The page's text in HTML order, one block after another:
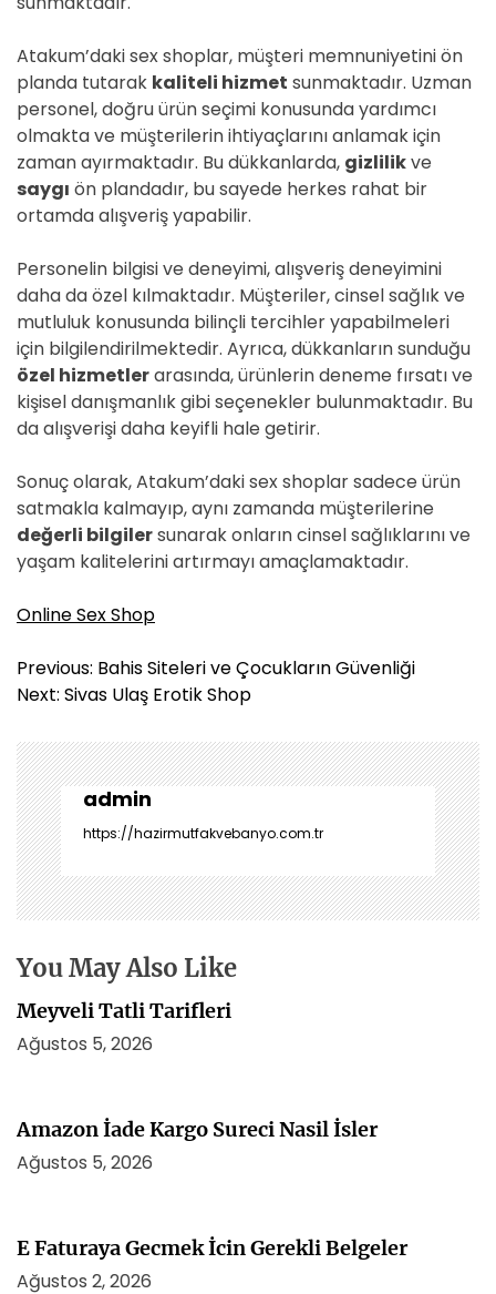
Atakum’daki sex shoplar, müşteri memnuniyetini ön
planda tutarak kaliteli hizmet sunmaktadır. Uzman
personel, doğru ürün seçimi konusunda yardımcı
olmakta ve müşterilerin ihtiyaçlarını anlamak için
zaman ayırmaktadır. Bu dükkanlarda, gizlilikve
saygı ön plandadır, bu sayede herkes rahat bir
ortamda alışveriş yapabilir.
Personelin bilgisi ve deneyimi, alışveriş deneyimini
daha da özel kılmaktadır. Müşteriler, cinsel sağlık ve
mutluluk konusunda bilinçli tercihler yapabilmeleri
için bilgilendirilmektedir. Ayrıca, dükkanların sunduğu
özel hizmetlerarasında, ürünlerin deneme fırsatı ve
kişisel danışmanlık gibi seçenekler bulunmaktadır. Bu
da alışverişi daha keyifli hale getirir.
Sonuç olarak, Atakum’daki sex shoplar sadece ürün
satmakla kalmayıp, aynı zamanda müşterilerine
değerli bilgilersunarak onların cinsel sağlıklarını ve
yaşam kalitelerini artırmayı amaçlamaktadır.
Online Sex Shop
Y
a
ı
g
e
z
i
n
m
s
i
Previous: Bahis Siteleri ve Çocukların Güvenliği
Next: Sivas Ulaş Erotik Shop
admin
https://hazirmutfakvebanyo.com.tr
You May Also Like
Meyveli Tatli Tarifleri
Ağustos 5, 2026
Amazon İade Kargo Sureci Nasil İsler
Ağustos 5, 2026
E Faturaya Gecmek İcin Gerekli Belgeler
Ağustos 2, 2026